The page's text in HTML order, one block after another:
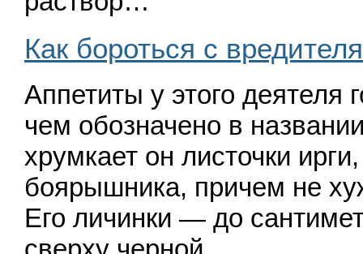
Как бороться с
Аппетиты у этого деятеля
чем обозначено в
хрумкает он листочки
боярышника, причем не
Его личинки — до